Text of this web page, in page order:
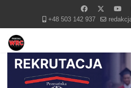
+48 503 142 937